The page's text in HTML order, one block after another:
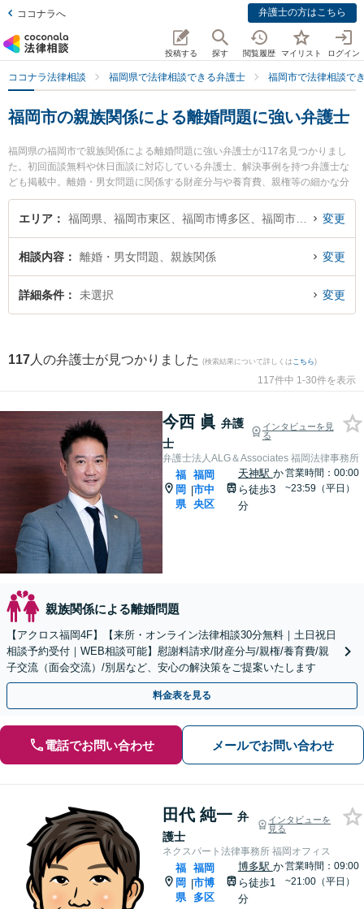
ココナラへ 弁護士の方はこちら
投稿する 探す 閲覧履歴 マイリスト ログイン
ココナラ法律相談 福岡県で法律相談できる弁護士 福岡市で法律相談で
福岡市の親族関係による離婚問題に強い弁護士
福岡県の福岡市で親族関係による離婚問題に強い弁護士が117名見つかりまし
た。初回面談無料や休日面談に対応している弁護士、解決事例を持つ弁護士な
ども掲載中。離婚・男女問題に関係する財産分与や養育費、親権等の細かな分
野での絞り込み検索もでき便利です。特に弁護士法人ALG＆Associates 福岡法
律事務所の今西 眞弁護士やネクスパート法律事務所 福岡オフィスの田代 純一
係による離婚問題のトラブルを今すぐに弁護士に相談したい』『親族関係によ
る離婚問題のトラブル解決の実績豊富な近くの弁護士を検索したい』『初回相
談無料で親族関係による離婚問題を法律相談できる福岡市内の弁護士に相談予
エリア 変更
相談内容 離婚・男女問題、親族関係 変更
詳細条件 未選択 変更
117 人の弁護士が見つかりました (検索結果について詳しくは こちら)
117件中 1-30件を表示
今西 眞 弁護
士
インタビューを見
る
弁護士法人ALG＆Associates 福岡法律事務所
福
岡
県
|
福岡
市中
央区
天神駅 か
ら徒歩3
分
営業時間：00:00
~23:59（平日）
親族関係による離婚問題
【アクロス福岡4F】【来所・オンライン法律相談30分無料｜土日祝日
相談予約受付｜WEB相談可能】慰謝料請求/財産分与/親権/養育費/親
子交流（面会交流）/別居など、安心の解決策をご提案いたします
料金表を見る
電話でお問い合わせ メールでお問い合わせ
田代 純一 弁
護士
インタビューを
見る
ネクスパート法律事務所 福岡オフィス
福
岡
県
|
福岡
市博
多区
博多駅 か
ら徒歩1
分
営業時間：09:00
~21:00（平日）